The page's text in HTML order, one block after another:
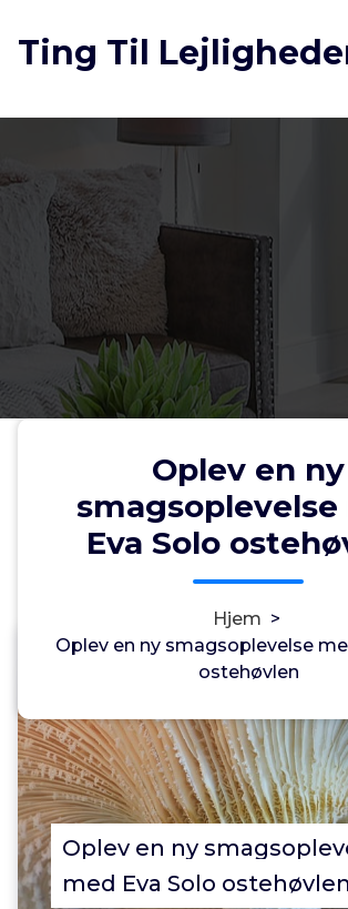
indhold
Ting Til
Oplev en ny
smagsoplevelse
Eva Solo
Hjem >
Oplev en ny smagsoplevelse
ostehøvlen
Annonce
Oplev en ny
med Eva Solo ostehøvlen